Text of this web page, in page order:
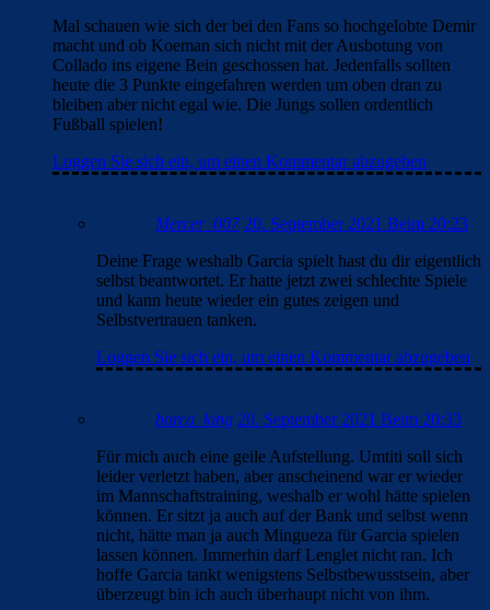
Mal schauen wie sich der bei den Fans so hochgelobte Demir
macht und ob Koeman sich nicht mit der Ausbotung von
Collado ins eigene Bein geschossen hat. Jedenfalls sollten
heute die 3 Punkte eingefahren werden um oben dran zu
bleiben aber nicht egal wie. Die Jungs sollen ordentlich
Fußball spielen!
Loggen Sie sich ein, um einen Kommentar abzugeben
Mercer_007 20. September 2021 Beim 20:23
Deine Frage weshalb Garcia spielt hast du dir eigentlich
selbst beantwortet. Er hatte jetzt zwei schlechte Spiele
und kann heute wieder ein gutes zeigen und
Selbstvertrauen tanken.
Loggen Sie sich ein, um einen Kommentar abzugeben
barca_king 20. September 2021 Beim 20:33
Für mich auch eine geile Aufstellung. Umtiti soll sich
leider verletzt haben, aber anscheinend war er wieder
im Mannschaftstraining, weshalb er wohl hätte spielen
können. Er sitzt ja auch auf der Bank und selbst wenn
nicht, hätte man ja auch Mingueza für Garcia spielen
lassen können. Immerhin darf Lenglet nicht ran. Ich
hoffe Garcia tankt wenigstens Selbstbewusstsein, aber
überzeugt bin ich auch überhaupt nicht von ihm.